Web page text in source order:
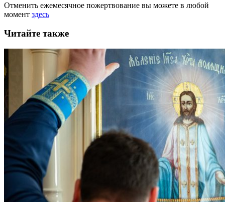
Отменить ежемесячное пожертвование вы можете в любой
момент здесь
Читайте также